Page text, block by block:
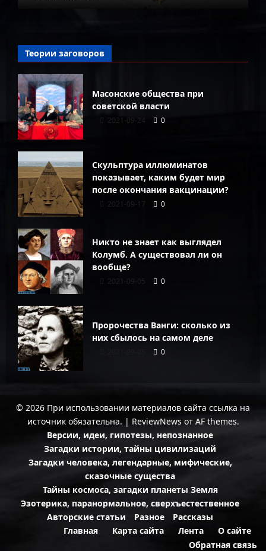
Теории заговоров
Масонские общества при
советской власти
2021-09-24 0
Скульптура иллюминатов
показывает, каким будет мир
после окончания вакцинации?
2021-09-17 0
Никто не знает как выглядел
Колумб. А существовал ли он
вообще?
2021-09-05 0
Пророчества Ванги: сколько из
них сбылось на самом деле
0
© 2026 При использовании материалов сайта ссылка на
источник обязательна. | ReviewNews от AF themes.
Версии, идеи, гипотезы, непознанное
Загадки истории, тайны цивилизаций
Загадки человека, легендарные, мифические,
сказочные существа
Тайны космоса, загадки планеты Земля
Эзотерика, паранормальное, сверхъестественное
Авторские статьи
Разное
Рассказы
Главная
Карта сайта Лента
О сайте
Обратная связь